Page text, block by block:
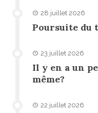
28 juillet 2026
Poursuite
23 juillet 2026
Il y en a un
même?
22 juillet 2026